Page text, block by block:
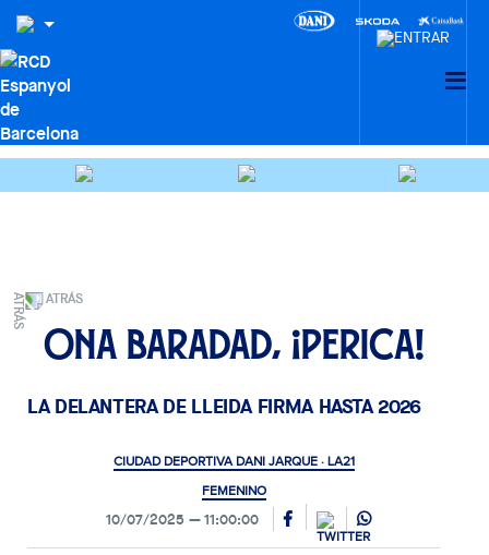
ATRÁS
Ona Baradad, ¡perica!
LA DELANTERA DE LLEIDA FIRMA HASTA 2026
CIUDAD DEPORTIVA DANI JARQUE · LA21
FEMENINO
10/07/2025 11:00:00